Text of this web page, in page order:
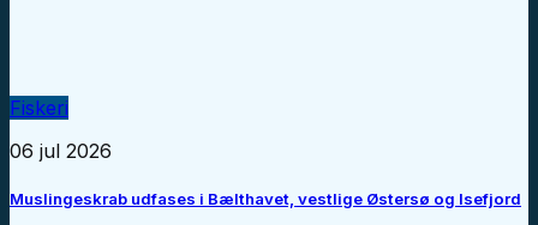
Fiskeri
06 jul 2026
Muslingeskrab udfases i Bælthavet, vestlige Østersø og Isefjord